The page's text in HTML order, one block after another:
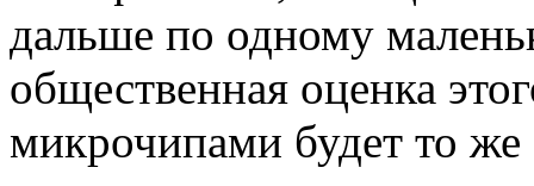
дальше по одному
общественная оценка
микрочипами будет то же